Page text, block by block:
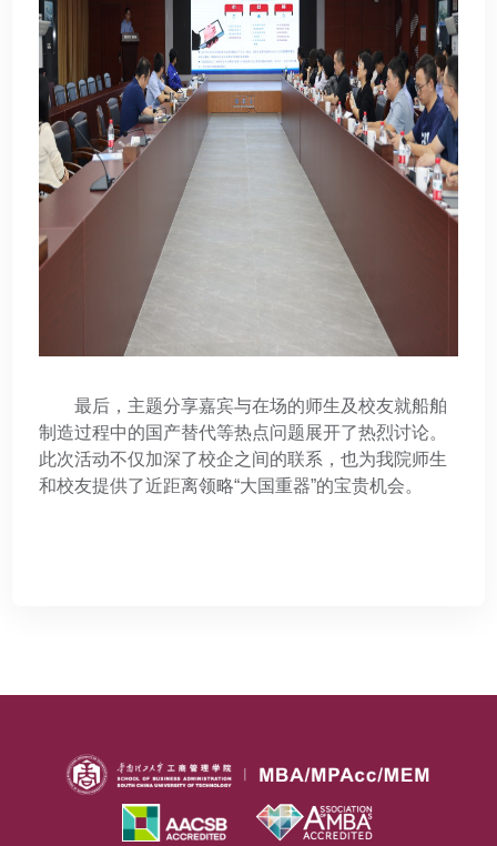
最后，主题分享嘉宾与在场的师生及校友就船舶
制造过程中的国产替代等热点问题展开了热烈讨论。
此次活动不仅加深了校企之间的联系，也为我院师生
和校友提供了近距离领略“大国重器”的宝贵机会。